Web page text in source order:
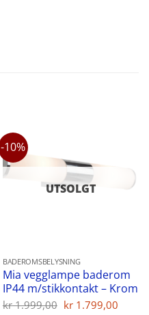
-10%
UTSOLGT
BADEROMSBELYSNING
Mia vegglampe baderom
IP44 m/stikkontakt – Krom
kr1.999,00 Opprinnelig
kr 1.799,00